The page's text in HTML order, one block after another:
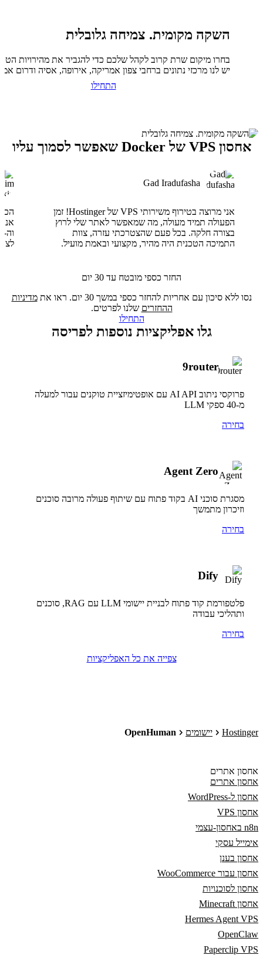
השקה מקומית. צמיחה גלובלית
בחרו מיקום שרת קרוב לקהל שלכם כדי להגביר את מהירויות
יש לנו מרכזי נתונים ברחבי צפון אמריקה, אירופה, אסיה ודרום
התחילו
אחסון VPS של Docker שאפשר לסמוך עליו
Gad Iradufasha
אני מרוצה בטירוף משירותי VPS של Hostinger! זמן
הפעולה תמיד מעולה, מה שמאפשר לאתר שלי לרוץ
בצורה חלקה. בכל פעם שהצטרכתי עזרה, צוות
התמיכה הטכנית היה מהיר, מקצועי ובאמת מועיל.
החזר כספי מובטח עד 30 יום
נסו ללא סיכון עם אחריות להחזר כספי במשך 30 יום. ראו את
מדיניות
ההחזרים שלנו לפרטים.
התחילו
גלו אפליקציות נוספות לפריסה
9router
פרוקסי ניתוב AI API עם אופטימיזציית טוקנים עבור למעלה
מ-40 ספקי LLM
בחירה
Agent Zero
מסגרת סוכני AI בקוד פתוח עם שיתוף פעולה מרובה סוכנים
וזיכרון מתמשך
בחירה
Dify
פלטפורמת קוד פתוח לבניית יישומי LLM עם RAG, סוכנים
ותהליכי עבודה
בחירה
צפייה את כל האפליקציות
Hostinger יישומים OpenHuman
אחסון אתרים
אחסון אתרים
אחסון ל-WordPress
אחסון VPS
n8n באחסון-עצמי
אימייל עסקי
אחסון בענן
אחסון עבור WooCommerce
אחסון לסוכנויות
אחסון Minecraft
Hermes Agent VPS
OpenClaw
Paperclip VPS